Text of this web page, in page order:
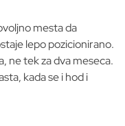
mesta da
lepo pozicionirano.
ne tek za dva meseca.
kada se i hod i